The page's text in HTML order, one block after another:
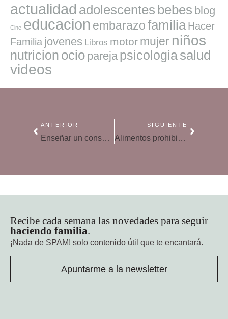
actualidad adolescentes bebes blog
Cine educacion embarazofamilia Hacer
Familia jovenes Libros motor mujer niños
nutricion ocio pareja psicologia salud
videos
ANTERIOR
Enseñar un consumo responsable de golosinas a los hijos es posible
SIGUIENTE
Alimentos prohibidos para intolerantes a la lactosa
Recibe cada semana las novedades para seguir
haciendo familia
¡Nada de SPAM! solo contenido útil que te encantará.
Apuntarme a la newsletter